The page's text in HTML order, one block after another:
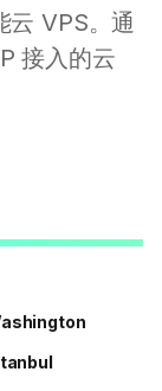
云 VPS。通
接入的云